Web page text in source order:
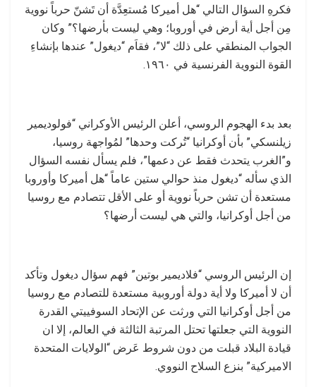
فكرهِ السؤال التالي “هل أميركا مُستعِدَّة أن تَشنّ حرباً نووية
مِن أجل أية أرض في أوروبا؛ وهي ليست بأرضها؟” وكان
الجواب المنطقي على ذلك “لا”، فقاَم “ديغول” عندها بإنشاءِ
القوة النووية الفرنسية في ١٩٦٠.
بعد بدء الهجوم الروسي، أعلن الرئيس الأوكراني “فولوديمير
زيلنسكي” بأن أوكرانيا “تُركت وحدها” لمُواجهة روسيا،
و”الغرب يتحدث فقط عن دعمها”، فلم يسأل نفسه السؤال
الذي سأله “ديغول منذ حوالي ستين عاماً “هل أميركا وأوروبا
مستعدة أن تشن حرباً نووية أو على الأقل تتصادم مع روسيا
من أجل أوكرانيا، والتي هي ليست أرضها؟
إن الرئيس الروسي “فلاديمير بوتين” فهم سؤال ديغول وتأكد
أن لا أميركا ولا أية دولة أوروبية مستعدة للتصادم مع روسيا
من أجل أوكرانيا التي ورثت عن الإتحاد السوفييتي القدرة
النووية التي جعلتها تحتل المرتبة الثالثة في العالم، إلا ان
قيادة البلاد قبلت من دون شروط عَرض “الولايات المتحدة
الاميركية” بنزع السلاح النووي.